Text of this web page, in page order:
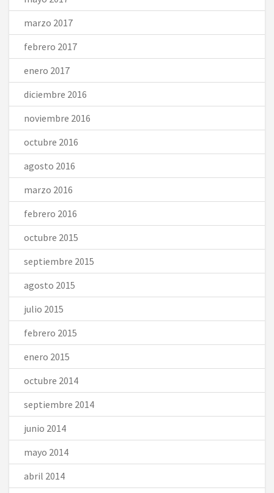
marzo 2017
febrero 2017
enero 2017
diciembre 2016
noviembre 2016
octubre 2016
agosto 2016
marzo 2016
febrero 2016
octubre 2015
septiembre 2015
agosto 2015
julio 2015
febrero 2015
enero 2015
octubre 2014
septiembre 2014
junio 2014
mayo 2014
abril 2014